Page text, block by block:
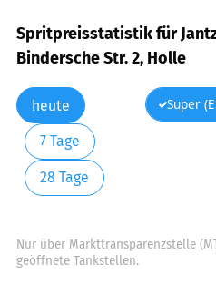
Spritpreisstatistik für
Bindersche Str. 2, Holle
heute
7 Tage
28 Tage
Super
Nur über Markttransparenzstelle
geöffnete Tankstellen.